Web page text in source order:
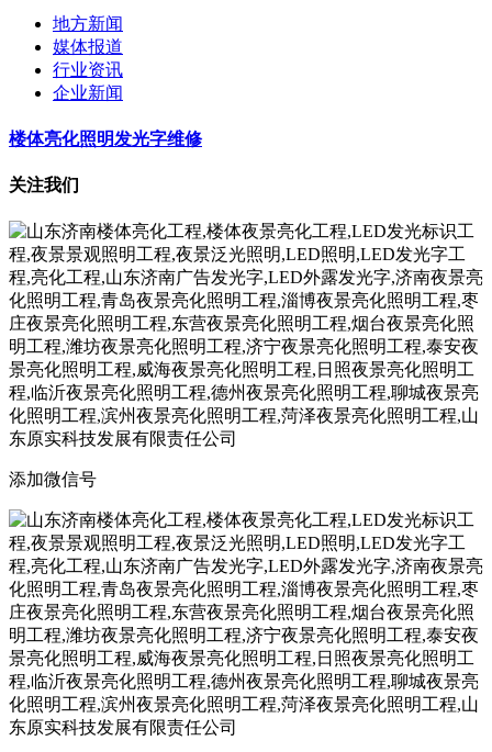
地方新闻
媒体报道
行业资讯
企业新闻
楼体亮化照明发光字维修
关注我们
添加微信号